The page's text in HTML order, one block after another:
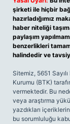
şirketi ile hiçbir
hazırladığımız
haber niteliği
paylaşım
benzerlikleri
halindedir ve
Sitemiz, 5651
Kurumu (BTK)
vermektedir. Bu
veya araştırma
yazdıkları
bu sorumluluğu